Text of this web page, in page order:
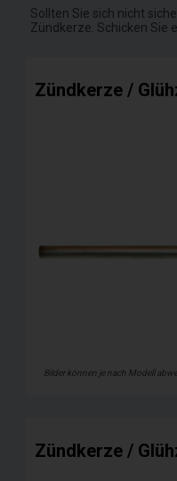
Sollten Sie sich nicht
Zündkerze. Schicken Sie
Zündkerze /
Bilder können je nach Modell
Zündkerze /